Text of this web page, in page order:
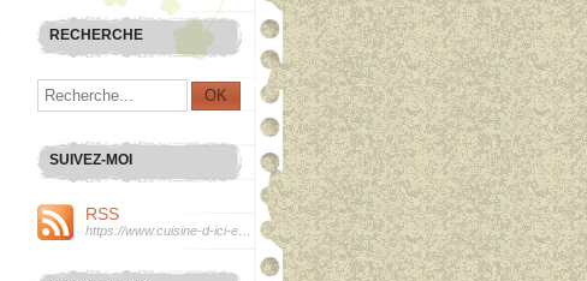
RECHERCHE
SUIVEZ-MOI
RSS